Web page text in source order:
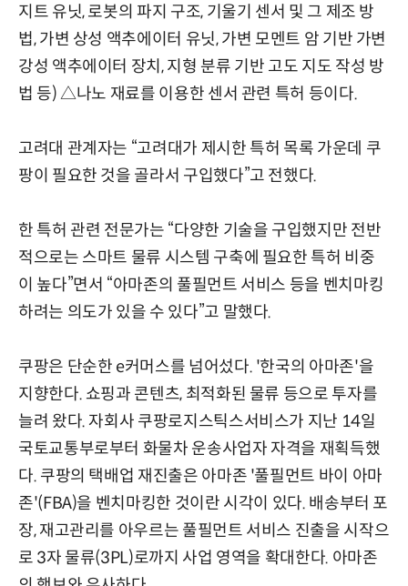
지트 유닛, 로봇의 파지 구조, 기울기 센서 및 그 제조 방
법, 가변 상성 액추에이터 유닛, 가변 모멘트 암 기반 가변
강성 액추에이터 장치, 지형 분류 기반 고도 지도 작성 방
법 등) △나노 재료를 이용한 센서 관련 특허 등이다.
고려대 관계자는 “고려대가 제시한 특허 목록 가운데 쿠
팡이 필요한 것을 골라서 구입했다”고 전했다.
한 특허 관련 전문가는 “다양한 기술을 구입했지만 전반
적으로는 스마트 물류 시스템 구축에 필요한 특허 비중
이 높다”면서 “아마존의 풀필먼트 서비스 등을 벤치마킹
하려는 의도가 있을 수 있다”고 말했다.
쿠팡은 단순한 e커머스를 넘어섰다. '한국의 아마존'을
지향한다. 쇼핑과 콘텐츠, 최적화된 물류 등으로 투자를
늘려 왔다. 자회사 쿠팡로지스틱스서비스가 지난 14일
국토교통부로부터 화물차 운송사업자 자격을 재획득했
다. 쿠팡의 택배업 재진출은 아마존 '풀필먼트 바이 아마
존'(FBA)을 벤치마킹한 것이란 시각이 있다. 배송부터 포
장, 재고관리를 아우르는 풀필먼트 서비스 진출을 시작으
로 3자 물류(3PL)로까지 사업 영역을 확대한다. 아마존